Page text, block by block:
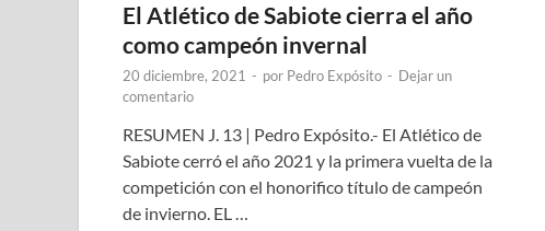
El Atlético de Sabiote cierra el año
como campeón invernal
20 diciembre, 2021 - por Pedro Expósito - Dejar un
comentario
RESUMEN J. 13 | Pedro Expósito.- El Atlético de
Sabiote cerró el año 2021 y la primera vuelta de la
competición con el honorifico título de campeón
de invierno. EL …